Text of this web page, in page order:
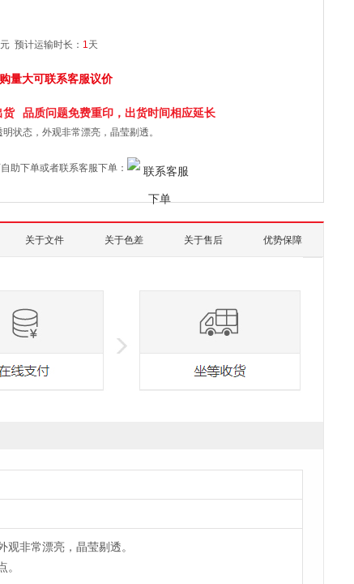
元 预计运输时长： 1天
量大可联系客服议价
货 品质问题免费重印，出货时间相应延长
状态，外观非常漂亮，晶莹剔透。
助下单或者联系客服下单：
关于文件 关于色差 关于售后 优势保障
非常漂亮，晶莹剔透。